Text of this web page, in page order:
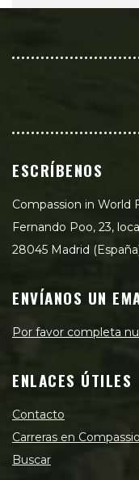
ESCRÍBENOS
Compassion in World
Fernando Poo, 23,
28045 Madrid
ENVÍANOS UN
Por favor completa
ENLACES ÚTILES
Contacto
Carreras en
Buscar